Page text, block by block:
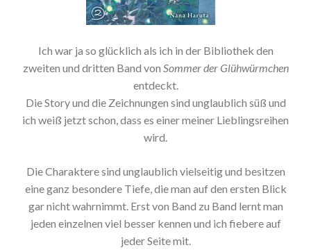
Ich war ja so glücklich als ich in der Bibliothek den
zweiten und dritten Band von Sommer der Glühwürmchen
entdeckt.
Die Story und die Zeichnungen sind unglaublich süß und
ich weiß jetzt schon, dass es einer meiner Lieblingsreihen
wird.
Die Charaktere sind unglaublich vielseitig und besitzen
eine ganz besondere Tiefe, die man auf den ersten Blick
gar nicht wahrnimmt. Erst von Band zu Band lernt man
jeden einzelnen viel besser kennen und ich fiebere auf
jeder Seite mit.